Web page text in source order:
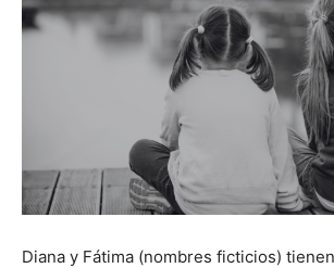
Diana y Fátima (nombres ficticios)